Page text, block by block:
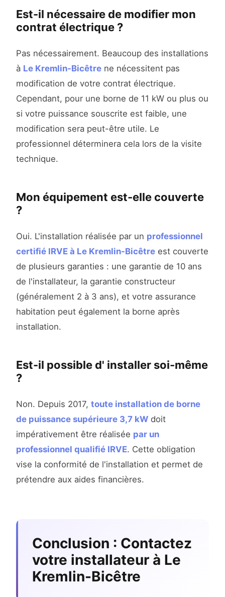
Est-il nécessaire de modifier mon
contrat électrique ?
Pas nécessairement. Beaucoup des installations
à Le Kremlin-Bicêtre ne nécessitent pas
modification de votre contrat électrique.
Cependant, pour une borne de 11 kW ou plus ou
si votre puissance souscrite est faible, une
modification sera peut-être utile. Le
professionnel déterminera cela lors de la visite
technique.
Mon équipement est-elle couverte
?
Oui. L'installation réalisée par un professionnel
certifié IRVE à Le Kremlin-Bicêtre est couverte
de plusieurs garanties : une garantie de 10 ans
de l'installateur, la garantie constructeur
(généralement 2 à 3 ans), et votre assurance
habitation peut également la borne après
installation.
Est-il possible d' installer soi-même
?
Non. Depuis 2017, toute installation de borne
de puissance supérieure 3,7 kW doit
impérativement être réalisée par un
professionnel qualifié IRVE. Cette obligation
vise la conformité de l'installation et permet de
prétendre aux aides financières.
Conclusion : Contactez
votre installateur à Le
Kremlin-Bicêtre